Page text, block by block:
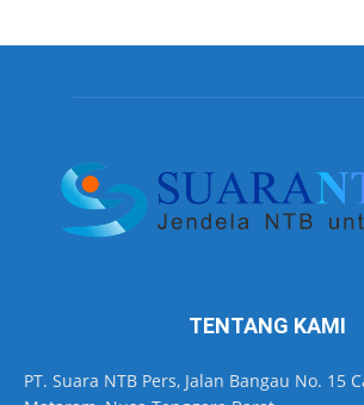
TENTANG KAMI
PT. Suara NTB Pers, Jalan Bangau No. 15